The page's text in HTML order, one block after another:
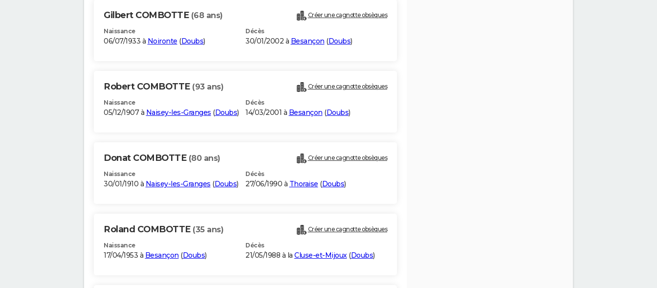
Gilbert COMBOTTE (68 ans) Créer une cagnotte obsèques
Naissance
06/07/1933 à Noironte (Doubs)
Décès
30/01/2002 à Besançon (Doubs)
Robert COMBOTTE (93 ans) Créer une cagnotte obsèques
Naissance
05/12/1907 à Naisey-les-Granges (Doubs)
Décès
14/03/2001 à Besançon (Doubs)
Donat COMBOTTE (80 ans) Créer une cagnotte obsèques
Naissance
30/01/1910 à Naisey-les-Granges (Doubs)
Décès
27/06/1990 à Thoraise (Doubs)
Roland COMBOTTE (35 ans) Créer une cagnotte obsèques
Naissance
17/04/1953 à Besançon (Doubs)
Décès
21/05/1988 à la Cluse-et-Mijoux(Doubs)